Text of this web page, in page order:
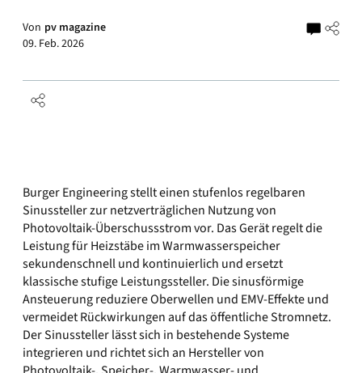
Von pv magazine
09. Feb. 2026
Burger Engineering stellt einen stufenlos regelbaren
Sinussteller zur netzverträglichen Nutzung von
Photovoltaik-Überschussstrom vor. Das Gerät regelt die
Leistung für Heizstäbe im Warmwasserspeicher
sekundenschnell und kontinuierlich und ersetzt
klassische stufige Leistungssteller. Die sinusförmige
Ansteuerung reduziere Oberwellen und EMV-Effekte und
vermeidet Rückwirkungen auf das öffentliche Stromnetz.
Der Sinussteller lässt sich in bestehende Systeme
integrieren und richtet sich an Hersteller von